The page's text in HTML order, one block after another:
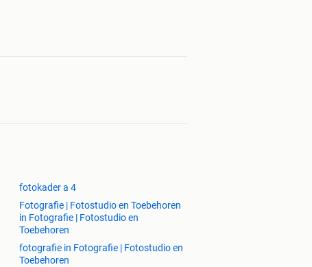
fotokader a 4
Fotografie | Fotostudio en Toebehoren
in Fotografie | Fotostudio en
Toebehoren
fotografie in Fotografie | Fotostudio en
Toebehoren